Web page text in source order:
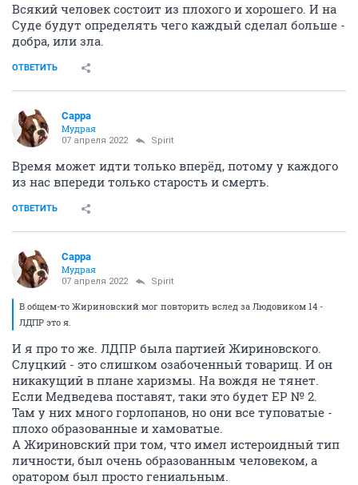
Всякий человек состоит из плохого и хорошего. И на
Суде будут определять чего каждый сделал больше -
добра, или зла.
ОТВЕТИТЬ
Сарра
Мудрая
07 апреля 2022 Spirit
Время может идти только вперёд, потому у каждого
из нас впереди только старость и смерть.
ОТВЕТИТЬ
Сарра
Мудрая
07 апреля 2022 Spirit
В общем-то Жириновский мог повторить вслед за Людовиком 14 -
ЛДПР это я.
И я про то же. ЛДПР была партией Жириновского.
Слуцкий - это слишком озабоченный товарищ. И он
никакущий в плане харизмы. На вождя не тянет.
Если Медведева поставят, таки это будет ЕР № 2.
Там у них много горлопанов, но они все туповатые -
плохо образованные и хамоватые.
А Жириновский при том, что имел истероидный тип
личности, был очень образованным человеком, а
оратором был просто гениальным.